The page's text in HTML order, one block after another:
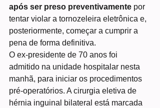
após ser preso preventivamente por
tentar violar a tornozeleira eletrônica e,
posteriormente, começar a cumprir a
pena de forma definitiva.
O ex-presidente de 70 anos foi
admitido na unidade hospitalar nesta
manhã, para iniciar os procedimentos
pré-operatórios. A cirurgia eletiva de
hérnia inguinal bilateral está marcada